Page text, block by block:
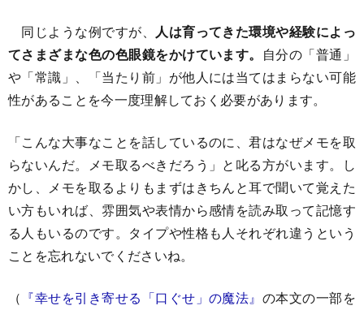
同じような例ですが、 人は育ってきた環境や経験によっ
てさまざまな色の色眼鏡をかけています。 自分の「普通」
や「常識」、「当たり前」が他人には当てはまらない可能
性があることを今一度理解しておく必要があります。
「こんな大事なことを話しているのに、君はなぜメモを取
らないんだ。メモ取るべきだろう」と叱る方がいます。し
かし、メモを取るよりもまずはきちんと耳で聞いて覚えた
い方もいれば、雰囲気や表情から感情を読み取って記憶す
る人もいるのです。タイプや性格も人それぞれ違うという
ことを忘れないでくださいね。
（ 『幸せを引き寄せる「口ぐせ」の魔法』 の本文の一部を